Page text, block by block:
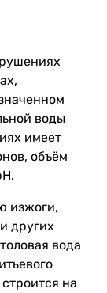
воды
имеет
объём
изжоги,
других
вода
на